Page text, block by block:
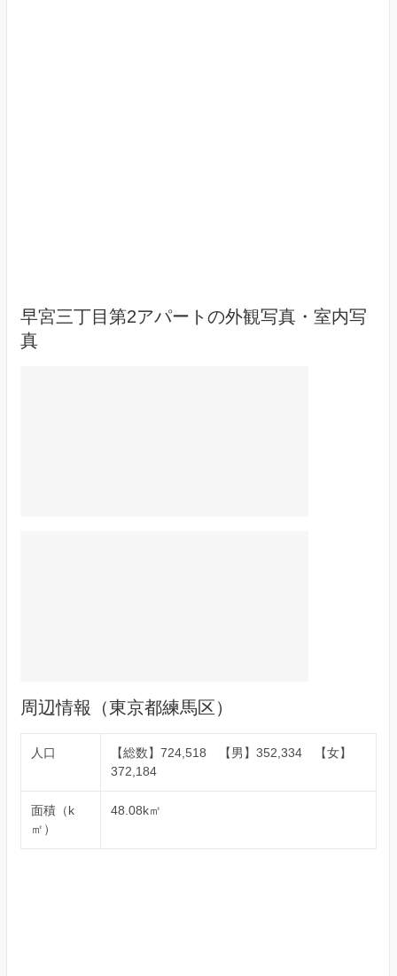
早宮三丁目第2アパートの外観写真・室内写
真
周辺情報（東京都練馬区）
人口
【総数】724,518 【男】352,334 【女】
372,184
面積（k
㎡）
48.08k㎡